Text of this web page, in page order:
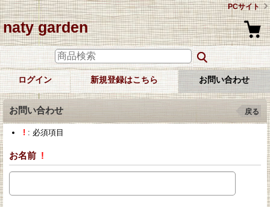
PCサイト
naty garden
ログイン 新規登録はこちら お問い合わせ
お問い合わせ 戻る
! : 必須項目
お名前 !